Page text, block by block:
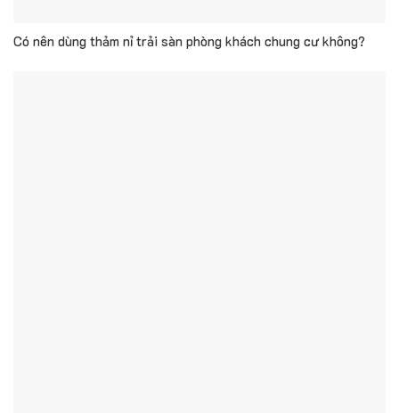
Có nên dùng thảm nỉ trải sàn phòng khách chung cư không?